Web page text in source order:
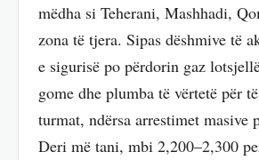
mëdha si Teherani, Mashhadi,
zona të tjera. Sipas dëshmive të
e sigurisë po përdorin gaz
gome dhe plumba të vërtetë për
turmat, ndërsa arrestimet masive
Deri më tani, mbi 2,200–2,300